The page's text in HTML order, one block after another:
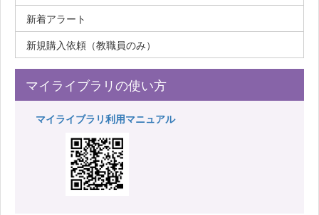
新着アラート
新規購入依頼（教職員のみ）
マイライブラリの使い方
マイライブラリ利用マニュアル